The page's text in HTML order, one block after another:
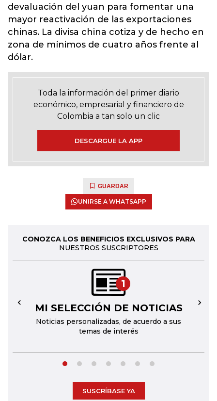
devaluación del yuan para fomentar una
mayor reactivación de las exportaciones
chinas. La divisa china cotiza y de hecho en
zona de mínimos de cuatro años frente al
dólar.
Toda la información del primer diario
económico, empresarial y financiero de
Colombia a tan solo un clic
DESCARGUE LA APP
GUARDAR
UNIRSE A WHATSAPP
CONOZCA LOS BENEFICIOS EXCLUSIVOS PARA
NUESTROS SUSCRIPTORES
1
MI SELECCIÓN DE NOTICIAS
Noticias personalizadas, de acuerdo a sus
temas de interés
← →
SUSCRÍBASE YA